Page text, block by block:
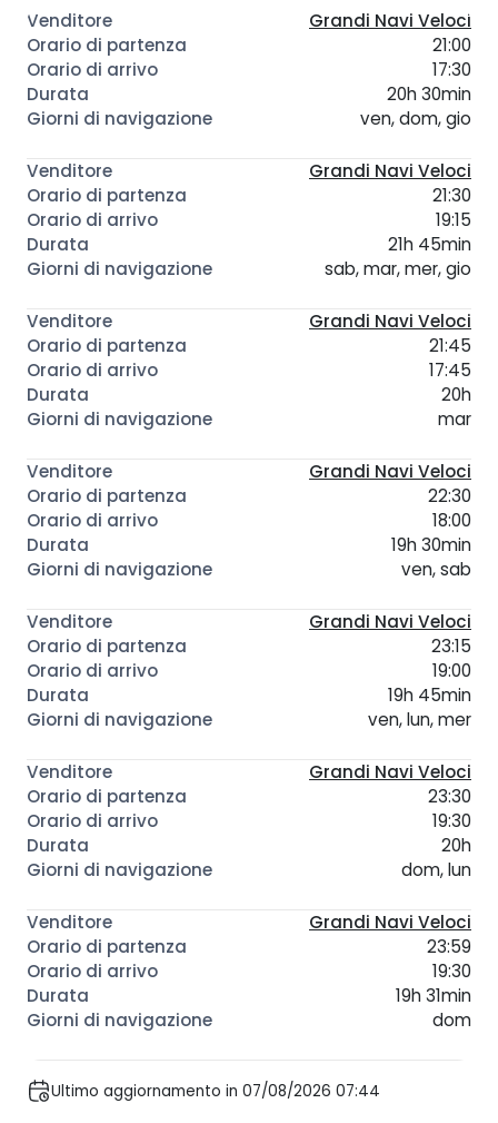
Grandi Navi Veloci
21:00
17:30
20h 30min
ven, dom, gio
Grandi Navi Veloci
21:30
19:15
21h 45min
sab, mar, mer, gio
Grandi Navi Veloci
21:45
17:45
20h
mar
Grandi Navi Veloci
22:30
18:00
19h 30min
ven, sab
Grandi Navi Veloci
23:15
19:00
19h 45min
ven, lun, mer
Grandi Navi Veloci
23:30
19:30
20h
dom, lun
Grandi Navi Veloci
23:59
19:30
19h 31min
dom
Ultimo aggiornamento in 07/08/2026 07:44